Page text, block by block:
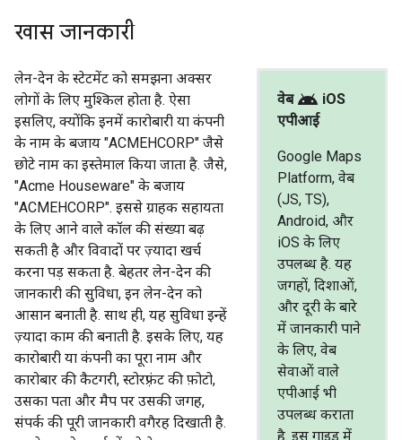
खास जानकारी
वेब android iOS
एपीआई
Google Maps
Platform, वेब
(JS, TS),
Android, और
iOS के लिए
उपलब्ध है. यह
जगहों, दिशाओं,
और दूरी के बारे
में जानकारी पाने
के लिए, वेब
सेवाओं वाले
एपीआई भी
उपलब्ध कराता
है. इस गाइड में
लेन-देन के स्टेटमेंट को समझना अक्सर
लोगों के लिए मुश्किल होता है. ऐसा
इसलिए, क्योंकि इनमें कारोबारी या कंपनी
के नाम के बजाय "ACMEHCORP" जैसे
छोटे नाम का इस्तेमाल किया जाता है. जैसे,
"Acme Houseware" के बजाय
"ACMEHCORP". इससे ग्राहक सहायता
के लिए आने वाले कॉल की संख्या बढ़
सकती है और विवादों पर ज़्यादा खर्च
करना पड़ सकता है. बेहतर लेन-देन की
जानकारी की सुविधा, इन लेन-देन को
आसान बनाती है. साथ ही, यह सुविधा इन्हें
ज़्यादा काम की बनाती है. इसके लिए, यह
कारोबारी या कंपनी का पूरा नाम और
कारोबार की कैटगरी, स्टोरफ़्रंट की फ़ोटो,
उसका पता और मैप पर उसकी जगह,
संपर्क की पूरी जानकारी वगैरह दिखाती है.